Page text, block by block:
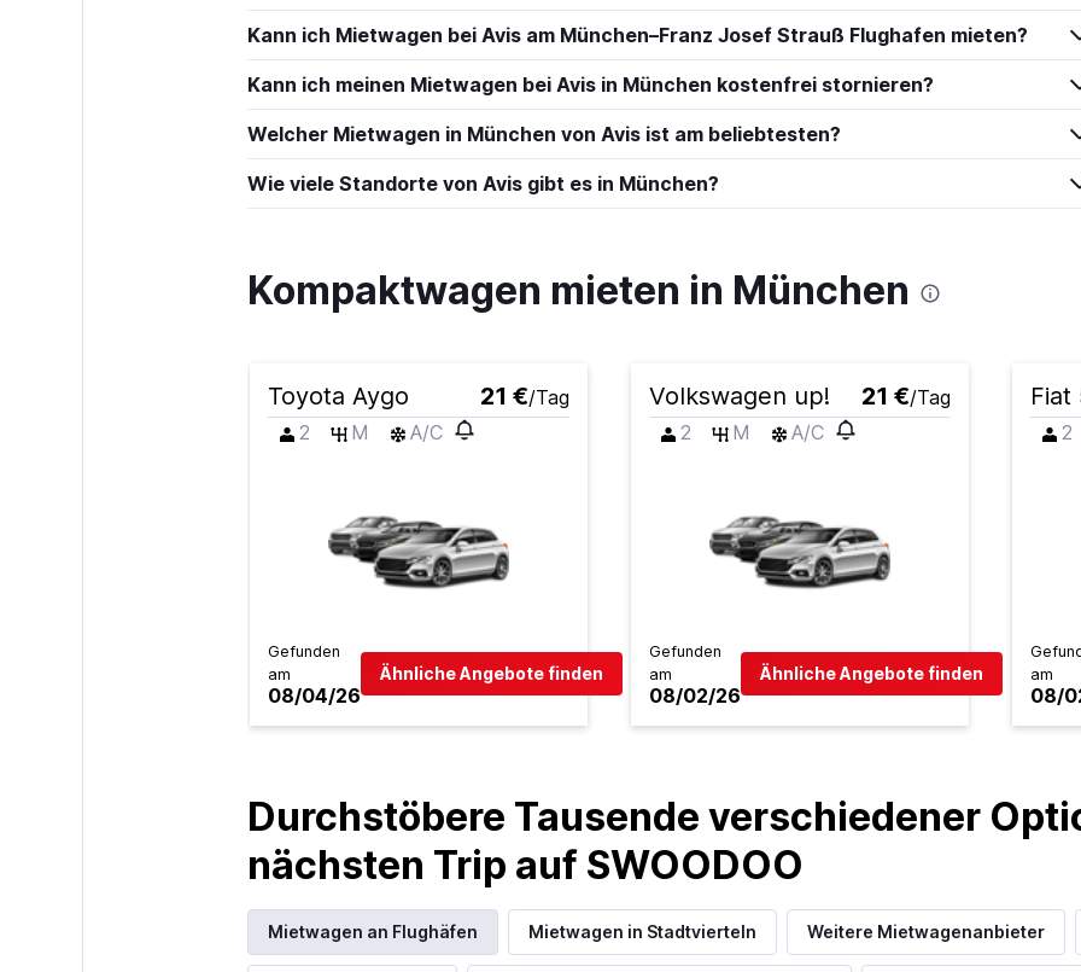
Kann ich Mietwagen bei Avis am München–Franz Josef Strauß Flughafen mieten?
Kann ich meinen Mietwagen bei Avis in München kostenfrei stornieren?
Welcher Mietwagen in München von Avis ist am beliebtesten?
Wie viele Standorte von Avis gibt es in München?
Kompaktwagen mieten in München
Toyota Aygo 21 €/Tag
2
M A/C
Gefunden
am
08/04/26
Ähnliche Angebote finden
Volkswagen up! 21 €/Tag
2
M A/C
Gefunden
am
08/02/26
Ähnliche Angebote finden
Fiat
2
am
08/
Durchstöbere Tausende verschiedener
nächsten Trip auf SWOODOO
Mietwagen an Flughäfen Mietwagen in Stadtvierteln Weitere Mietwagenanbieter